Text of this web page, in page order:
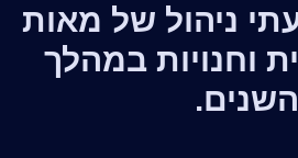
ניהול של מאות
וחנויות במהלך
השנים.